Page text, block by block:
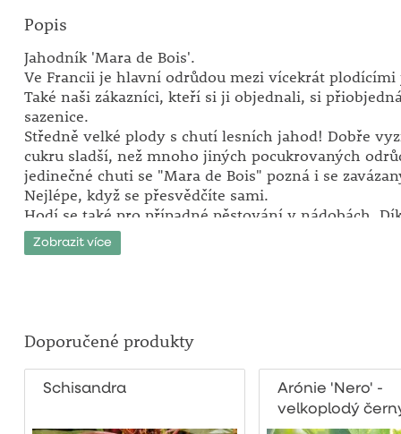
Popis
Jahodník 'Mara de Bois'.
Ve Francii je hlavní odrůdou mezi vícekrát plodícími
Také naši zákazníci, kteří si ji objednali, si
sazenice.
Středně velké plody s chutí lesních jahod! Dobře
cukru sladší, než mnoho jiných pocukrovaných
jedinečné chuti se "Mara de Bois" pozná i se
Nejlépe, když se přesvědčíte sami.
Hodí se také pro případné pěstování v nádobách.
výhonech je možné tuto odrůdu využít v nádobách
převislou.
celou sezonu! Od června do října.
Nezapomeňte, že plná plodnost jahodníku trvá
Čtvrtým rokem je třeba zasadit nové, mladé sazenice.
Zobrazit více
Doporučené produkty
Schisandra
Arónie 'Nero' -
velkoplodý
- keř